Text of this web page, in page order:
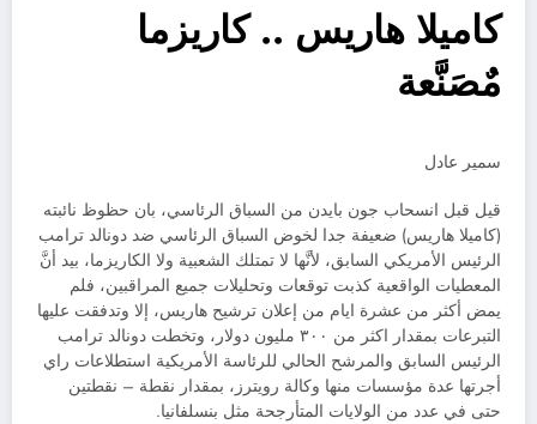
كاميلا هاريس .. كاريزما
مٌصَنَّعة
سمير عادل
قيل قبل انسحاب جون بايدن من السباق الرئاسي، بان حظوظ نائبته
(كاميلا هاريس) ضعيفة جدا لخوض السباق الرئاسي ضد دونالد ترامب
الرئيس الأمريكي السابق، لأنَّها لا تمتلك الشعبية ولا الكاريزما، بيد أنَّ
المعطيات الواقعية كذبت توقعات وتحليلات جميع المراقبين، فلم
يمض أكثر من عشرة ايام من إعلان ترشيح هاريس، إلا وتدفقت عليها
التبرعات بمقدار اكثر من ٣٠٠ مليون دولار، وتخطت دونالد ترامب
الرئيس السابق والمرشح الحالي للرئاسة الأمريكية استطلاعات راي
أجرتها عدة مؤسسات منها وكالة رويترز، بمقدار نقطة – نقطتين
حتى في عدد من الولايات المتأرجحة مثل بنسلفانيا.